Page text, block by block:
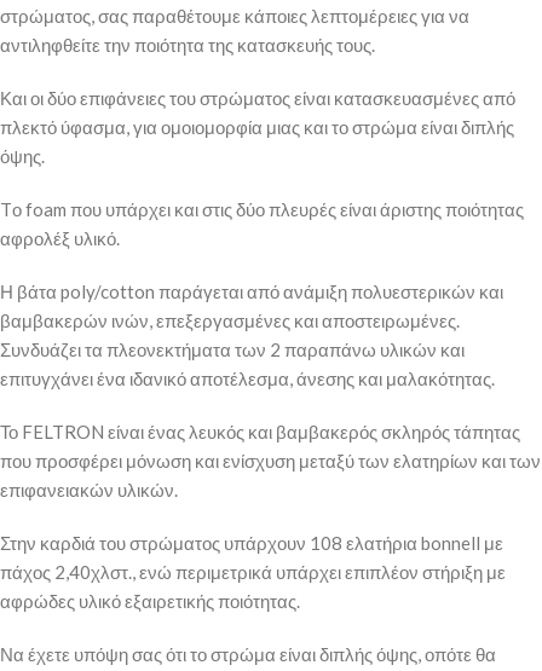
στρώματος, σας παραθέτουμε κάποιες λεπτομέρειες για να
αντιληφθείτε την ποιότητα της κατασκευής τους.
Και οι δύο επιφάνειες του στρώματος είναι κατασκευασμένες από
πλεκτό ύφασμα, για ομοιομορφία μιας και το στρώμα είναι διπλής
όψης.
Tο foam που υπάρχει και στις δύο πλευρές είναι άριστης ποιότητας
αφρολέξ υλικό.
Η βάτα poly/cotton παράγεται από ανάμιξη πολυεστερικών και
βαμβακερών ινών, επεξεργασμένες και αποστειρωμένες.
Συνδυάζει τα πλεονεκτήματα των 2 παραπάνω υλικών και
επιτυγχάνει ένα ιδανικό αποτέλεσμα, άνεσης και μαλακότητας.
Το FELTRON είναι ένας λευκός και βαμβακερός σκληρός τάπητας
που προσφέρει μόνωση και ενίσχυση μεταξύ των ελατηρίων και των
επιφανειακών υλικών.
Στην καρδιά του στρώματος υπάρχουν 108 ελατήρια bonnell με
πάχος 2,40χλστ., ενώ περιμετρικά υπάρχει επιπλέον στήριξη με
αφρώδες υλικό εξαιρετικής ποιότητας.
Να έχετε υπόψη σας ότι το στρώμα είναι διπλής όψης, οπότε θα